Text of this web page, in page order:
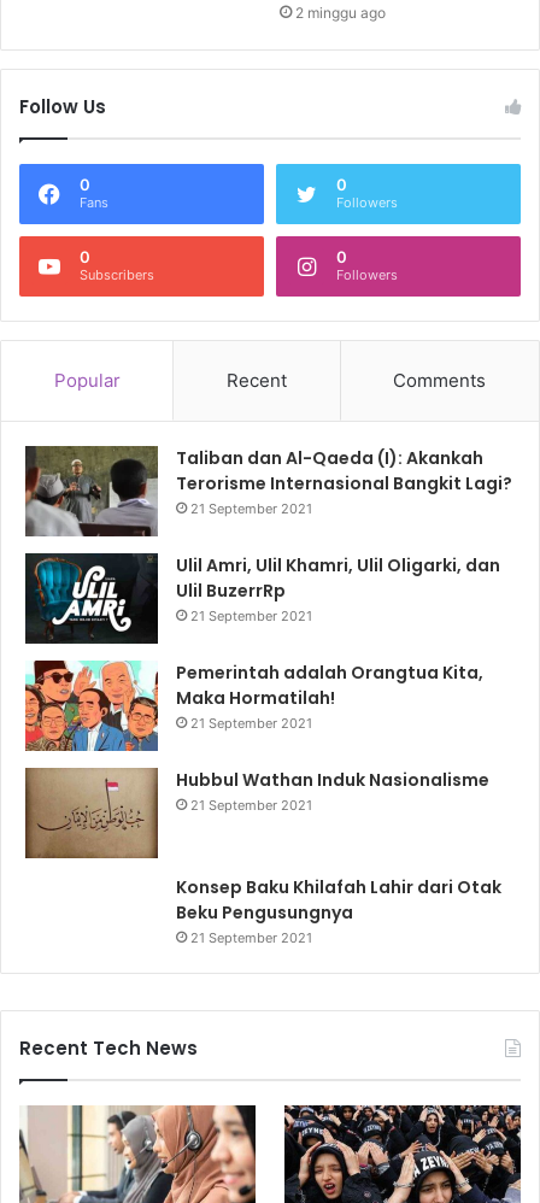
2 minggu ago
Follow Us
0
Fans
0
Followers
0
Subscribers
0
Followers
Popular Recent Comments
Taliban dan Al-Qaeda (I): Akankah
Terorisme Internasional Bangkit Lagi?
21 September 2021
Ulil Amri, Ulil Khamri, Ulil Oligarki, dan
Ulil BuzerrRp
21 September 2021
Pemerintah adalah Orangtua Kita,
Maka Hormatilah!
21 September 2021
Hubbul Wathan Induk Nasionalisme
21 September 2021
Konsep Baku Khilafah Lahir dari Otak
Beku Pengusungnya
21 September 2021
Recent Tech News